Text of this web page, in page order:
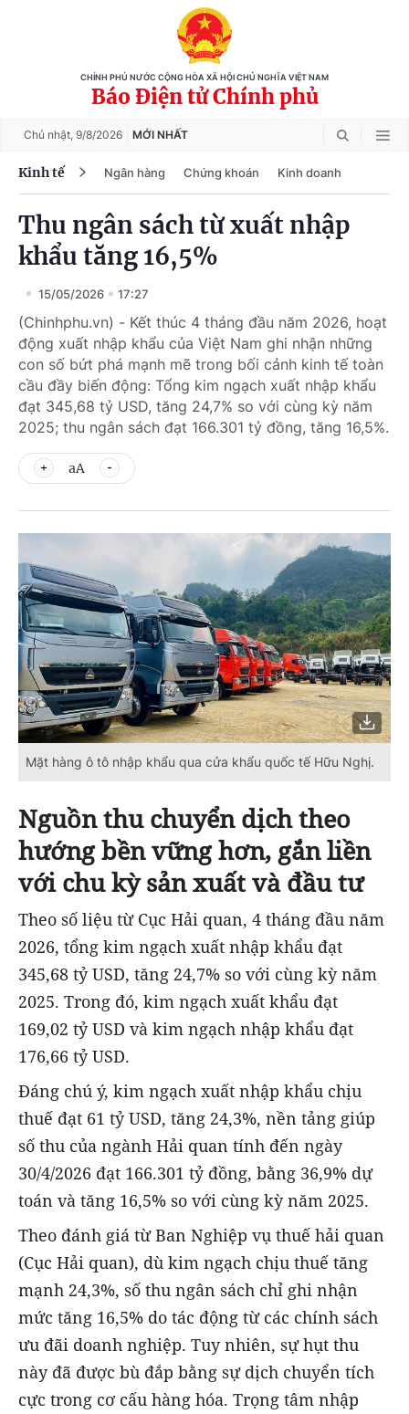
CHÍNH PHỦ NƯỚC CỘNG HÒA XÃ HỘI CHỦ NGHĨA VIỆT NAM
Báo Điện tử Chính phủ
Chủ nhật, 9/8/2026 MỚI NHẤT
Kinh tế Ngân hàng Chứng khoán Kinh doanh
Thu ngân sách từ xuất nhập
khẩu tăng 16,5%
15/05/2026 17:27
(Chinhphu.vn) - Kết thúc 4 tháng đầu năm 2026, hoạt
động xuất nhập khẩu của Việt Nam ghi nhận những
con số bứt phá mạnh mẽ trong bối cảnh kinh tế toàn
cầu đầy biến động: Tổng kim ngạch xuất nhập khẩu
đạt 345,68 tỷ USD, tăng 24,7% so với cùng kỳ năm
2025; thu ngân sách đạt 166.301 tỷ đồng, tăng 16,5%.
aA
Mặt hàng ô tô nhập khẩu qua cửa khẩu quốc tế Hữu Nghị.
Nguồn thu chuyển dịch theo
hướng bền vững hơn, gắn liền
với chu kỳ sản xuất và đầu tư
Theo số liệu từ Cục Hải quan, 4 tháng đầu năm
2026, tổng kim ngạch xuất nhập khẩu đạt
345,68 tỷ USD, tăng 24,7% so với cùng kỳ năm
2025. Trong đó, kim ngạch xuất khẩu đạt
169,02 tỷ USD và kim ngạch nhập khẩu đạt
176,66 tỷ USD.
Đáng chú ý, kim ngạch xuất nhập khẩu chịu
thuế đạt 61 tỷ USD, tăng 24,3%, nền tảng giúp
số thu của ngành Hải quan tính đến ngày
30/4/2026 đạt 166.301 tỷ đồng, bằng 36,9% dự
toán và tăng 16,5% so với cùng kỳ năm 2025.
Theo đánh giá từ Ban Nghiệp vụ thuế hải quan
(Cục Hải quan), dù kim ngạch chịu thuế tăng
mạnh 24,3%, số thu ngân sách chỉ ghi nhận
mức tăng 16,5% do tác động từ các chính sách
ưu đãi doanh nghiệp. Tuy nhiên, sự hụt thu
này đã được bù đắp bằng sự dịch chuyển tích
cực trong cơ cấu hàng hóa. Trọng tâm nhập